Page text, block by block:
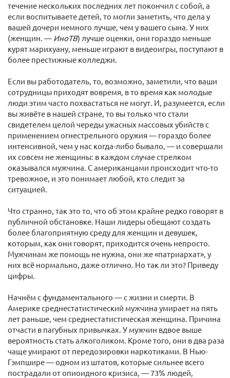
течение нескольких последних лет покончил с собой, а
если воспитываете детей, то могли заметить, что дела у
вашей дочери немного лучше, чем у вашего сына. У них
(женщин. — ИноТВ) лучше оценки, они гораздо меньше
курят марихуану, меньше играют в видеоигры, поступают в
более престижные колледжи.
Если вы работодатель, то, возможно, заметили, что ваши
сотрудницы приходят вовремя, в то время как молодые
люди этим часто похвастаться не могут. И, разумеется, если
вы живёте в нашей стране, то вы только что стали
свидетелем целой череды ужасных массовых убийств с
применением огнестрельного оружия — гораздо более
интенсивной, чем у нас когда-либо бывало, — и совершали
их совсем не женщины: в каждом случае стрелком
оказывался мужчина. С американцами происходит что-то
тревожное, и это понимает любой, кто следит за
ситуацией.
Что странно, так это то, что об этом крайне редко говорят в
публичной обстановке. Наши лидеры обещают создать
более благоприятную среду для женщин и девушек,
которым, как они говорят, приходится очень непросто.
Мужчинам же помощь не нужна, они же «патриархат», у
них всё нормально, даже отлично. Но так ли это? Приведу
цифры.
Начнём с фундаментального — с жизни и смерти. В
Америке среднестатистический мужчина умирает на пять
лет раньше, чем среднестатистическая женщина. Причина
отчасти в пагубных привычках. У мужчин вдвое выше
вероятность стать алкоголиком. Кроме того, они в два раза
чаще умирают от передозировки наркотиками. В Нью-
Гэмпшире — одном из штатов, которые сильнее всего
пострадали от опиоидного кризиса, — 73% людей,